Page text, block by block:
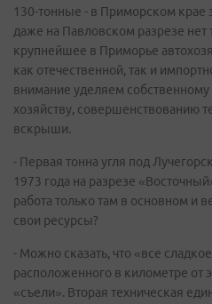
130-тонные - в Приморском крае
даже на Павловском разрезе нет
крупнейшее в Приморье
как отечественной, так и
внимание уделяем
хозяйству, совершенствованию
вскрыши.
- Первая тонна угля под
1973 года на разрезе
работа только там в основном и
свои ресурсы?
- Можно сказать, что «все
расположенного в километре от
«съели». Вторая техническая